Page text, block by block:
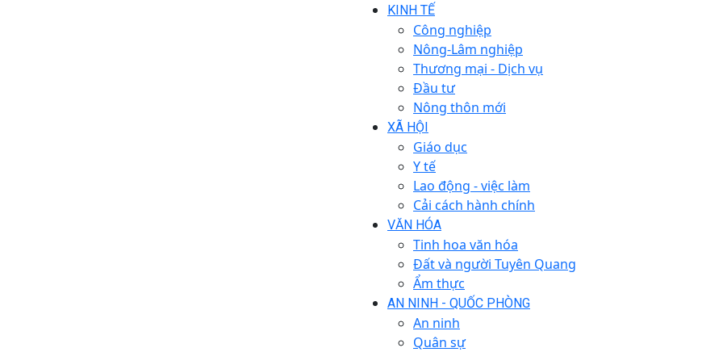
KINH TẾ
Công nghiệp
Nông-Lâm nghiệp
Thương mại - Dịch vụ
Đầu tư
Nông thôn mới
XÃ HỘI
Giáo dục
Y tế
Lao động - việc làm
Cải cách hành chính
VĂN HÓA
Tinh hoa văn hóa
Đất và người Tuyên Quang
Ẩm thực
AN NINH - QUỐC PHÒNG
An ninh
Quân sự